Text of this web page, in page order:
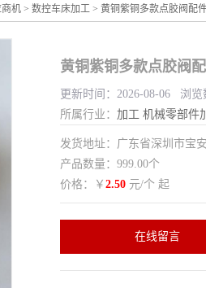
机 > 数控车床加工 > 黄铜紫铜多款点胶阀配
更新时间：2026-08-06 浏览
所属行业： 加工 机械零部件
发货地址：广东省深圳市宝
产品数量：999.00个
价格：￥ 2.50 元/个 起
在线留言